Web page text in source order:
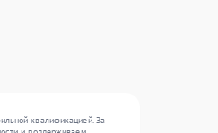
квалификацией. За